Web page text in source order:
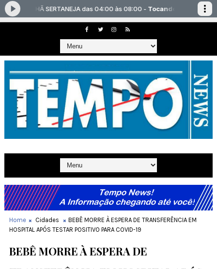
Home Cidades
BEBÊ MORRE À ESPERA DE TRANSFERÊNCIA EM
HOSPITAL APÓS TESTAR POSITIVO PARA COVID-19
BEBÊ MORRE À ESPERA DE